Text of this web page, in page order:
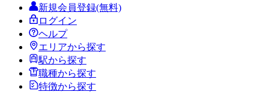
新規会員登録(無料)
ログイン
ヘルプ
エリアから探す
駅から探す
職種から探す
特徴から探す